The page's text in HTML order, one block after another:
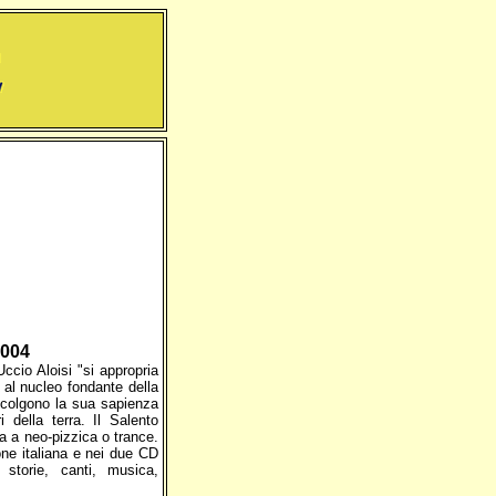
Aloisi "si appropria
nucleo fondante della
la sua sapienza
della terra. Il Salento
a neo-pizzica o trance.
italiana e nei due CD
canti, musica,